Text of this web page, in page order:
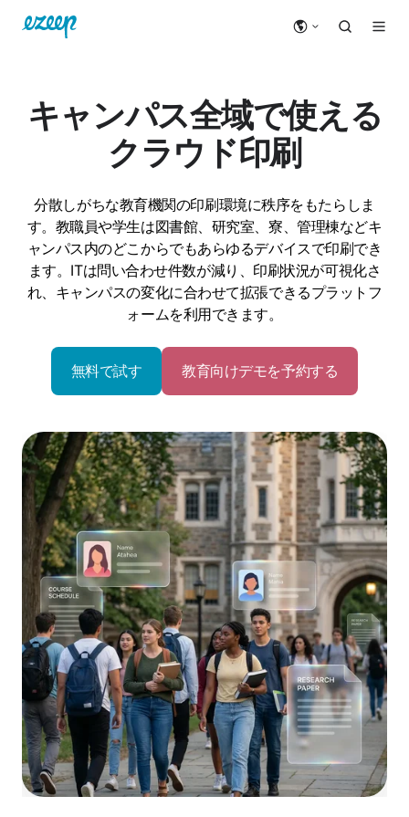
キャンパス全域で使える
クラウド印刷
分散しがちな教育機関の印刷環境に秩序をもたらしま
す。教職員や学生は図書館、研究室、寮、管理棟などキ
ャンパス内のどこからでもあらゆるデバイスで印刷でき
ます。ITは問い合わせ件数が減り、印刷状況が可視化さ
れ、キャンパスの変化に合わせて拡張できるプラットフ
ォームを利用できます。
無料で試す 教育向けデモを予約する